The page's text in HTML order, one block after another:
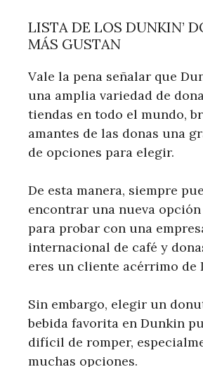
LISTA DE LOS DUNKIN’
MÁS GUSTAN
Vale la pena señalar que
una amplia variedad de
tiendas en todo el mundo,
amantes de las donas una
de opciones para elegir.
De esta manera, siempre
encontrar una nueva opción
para probar con una
internacional de café y
eres un cliente acérrimo de
Sin embargo, elegir un
bebida favorita en Dunkin
difícil de romper,
muchas opciones.